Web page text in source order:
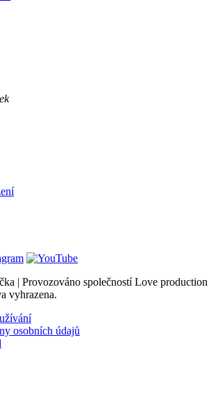
| Provozováno společností Love production
vyhrazena.
osobních údajů